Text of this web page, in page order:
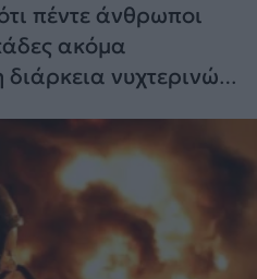
πέντε άνθρωποι
ακόμα
νυχτερινών
στοχοθέτησαν
υποδομές στην